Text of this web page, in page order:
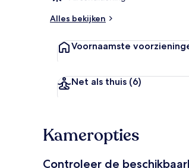
Alles bekijken
Voornaamste
Net als thuis (6)
Kameropties
Controleer de